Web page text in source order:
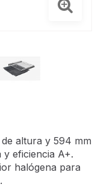
altura y 594 mm
eficiencia A+.
halógena para